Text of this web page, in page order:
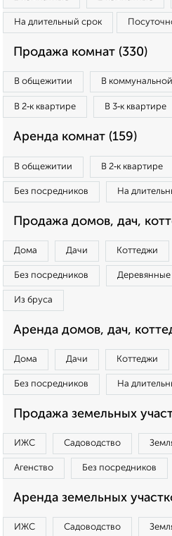
На длительный срок
Продажа комнат (330)
В общежитии В
В 2‑к квартире В 3‑к квартире
Аренда комнат (159)
В общежитии В 2‑к квартире
Без посредников На
Продажа домов, дач,
Дома Дачи Коттеджи
Без посредников Деревянные
Из бруса
Аренда домов, дач,
Дома Дачи Коттеджи
Без посредников На
Продажа земельных
ИЖС Садоводство
Агенство Без посредников
Аренда земельных
ИЖС Садоводство